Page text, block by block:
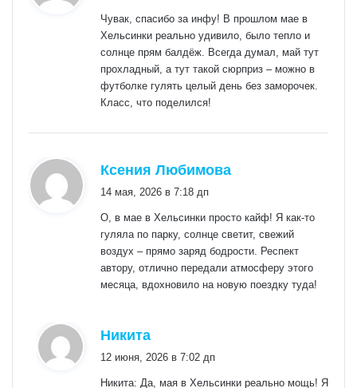
Чувак, спасибо за инфу! В прошлом мае в
Хельсинки реально удивило, было тепло и
солнце прям балдёж. Всегда думал, май тут
прохладный, а тут такой сюрприз – можно в
футболке гулять целый день без заморочек.
Класс, что поделился!
Ксения Любимова
14 мая, 2026 в 7:18 дп
О, в мае в Хельсинки просто кайф! Я как-то
гуляла по парку, солнце светит, свежий
воздух – прямо заряд бодрости. Респект
автору, отлично передали атмосферу этого
месяца, вдохновило на новую поездку туда!
Никита
12 июня, 2026 в 7:02 дп
Никита: Да, мая в Хельсинки реально мощь! Я